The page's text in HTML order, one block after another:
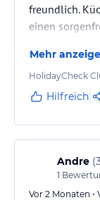
freundlich.
einen
Mehr
HolidayCheck
Hilfreich
Andre (
1
Vor 2 Monaten •